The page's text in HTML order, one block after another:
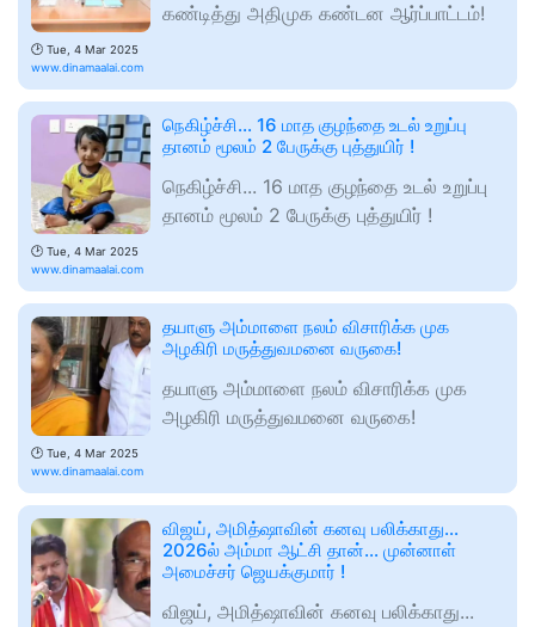
🕑 Tue, 4 Mar 2025
www.dinamaalai.com
கண்டித்து அதிமுக கண்டன ஆர்ப்பாட்டம்!
🕑 Tue, 4 Mar 2025
www.dinamaalai.com
நெகிழ்ச்சி... 16 மாத குழந்தை உடல் உறுப்பு
தானம் மூலம் 2 பேருக்கு புத்துயிர் !
நெகிழ்ச்சி... 16 மாத குழந்தை உடல் உறுப்பு
தானம் மூலம் 2 பேருக்கு புத்துயிர் !
🕑 Tue, 4 Mar 2025
www.dinamaalai.com
தயாளு அம்மாளை நலம் விசாரிக்க முக
அழகிரி மருத்துவமனை வருகை!
தயாளு அம்மாளை நலம் விசாரிக்க முக
அழகிரி மருத்துவமனை வருகை!
விஜய், அமித்ஷாவின் கனவு பலிக்காது...
2026ல் அம்மா ஆட்சி தான்... முன்னாள்
அமைச்சர் ஜெயக்குமார் !
விஜய், அமித்ஷாவின் கனவு பலிக்காது...